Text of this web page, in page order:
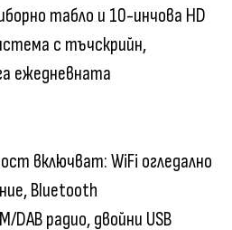
табло и 10-инчова HD
с тъчскрийн,
ежедневната
включват: WiFi огледално
Bluetooth
DAB радио, двойни USB